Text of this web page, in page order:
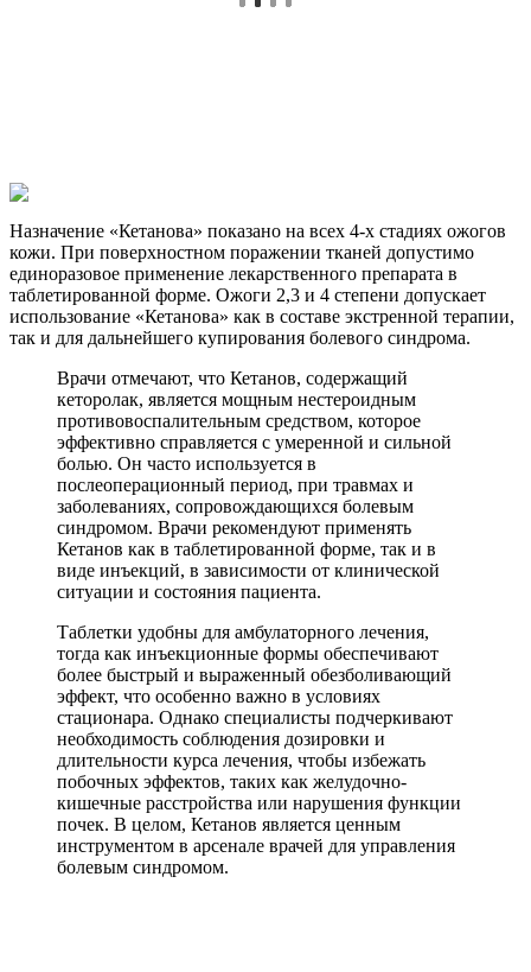
Назначение «Кетанова» показано на всех 4-х стадиях ожогов
кожи. При поверхностном поражении тканей допустимо
единоразовое применение лекарственного препарата в
таблетированной форме. Ожоги 2,3 и 4 степени допускает
использование «Кетанова» как в составе экстренной терапии,
так и для дальнейшего купирования болевого синдрома.
Врачи отмечают, что Кетанов, содержащий
кеторолак, является мощным нестероидным
противовоспалительным средством, которое
эффективно справляется с умеренной и сильной
болью. Он часто используется в
послеоперационный период, при травмах и
заболеваниях, сопровождающихся болевым
синдромом. Врачи рекомендуют применять
Кетанов как в таблетированной форме, так и в
виде инъекций, в зависимости от клинической
ситуации и состояния пациента.
Таблетки удобны для амбулаторного лечения,
тогда как инъекционные формы обеспечивают
более быстрый и выраженный обезболивающий
эффект, что особенно важно в условиях
стационара. Однако специалисты подчеркивают
необходимость соблюдения дозировки и
длительности курса лечения, чтобы избежать
побочных эффектов, таких как желудочно-
кишечные расстройства или нарушения функции
почек. В целом, Кетанов является ценным
инструментом в арсенале врачей для управления
болевым синдромом.